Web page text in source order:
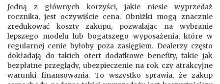
Jedną z głównych korzyści, jakie niesie wyprzedaż
rocznika, jest oczywiście cena. Obniżki mogą znacznie
zredukować koszty zakupu, pozwalając na wybranie
lepszego modelu lub bogatszego wyposażenia, które w
regularnej cenie byłoby poza zasięgiem. Dealerzy często
dokładają do takich ofert dodatkowe benefity, takie jak
bezpłatne przeglądy, ubezpieczenie na rok czy atrakcyjne
warunki finansowania. To wszystko sprawia, że zakup